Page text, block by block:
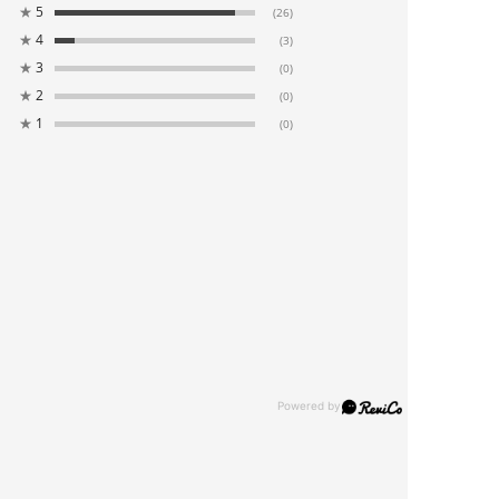
★ 5 (26)
★ 4 (3)
★ 3 (0)
★ 2 (0)
★ 1 (0)